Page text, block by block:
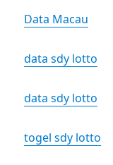
Data Macau
data sdy lotto
data sdy lotto
togel sdy lotto